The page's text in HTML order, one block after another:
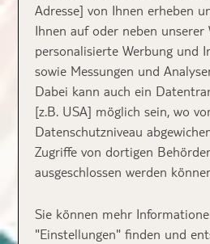
Adresse] von Ihnen erheben
Ihnen auf oder neben unserer
personalisierte Werbung und
sowie Messungen und
Dabei kann auch ein
[z.B. USA] möglich sein, wo
Datenschutzniveau
Zugriffe von dortigen
ausgeschlossen werden
Sie können mehr
"Einstellungen" finden und